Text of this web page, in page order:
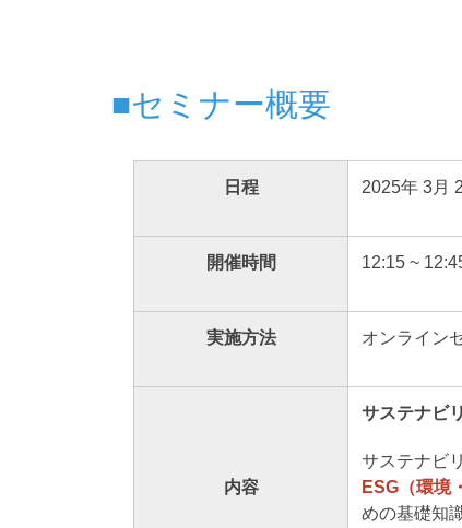
■セミナー概要
日程 2025年 3月
開催時間 12:15 ~
実施方法 オンライン
内容
サステナビ
サステナビ
ESG（環境
めの基礎知